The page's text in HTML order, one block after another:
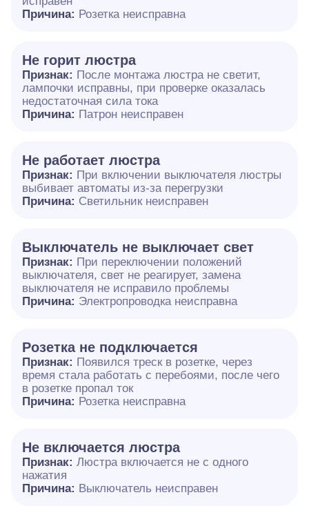
Причина: Розетка неисправна
Не горит люстра
Признак: После монтажа люстра не светит,
лампочки исправны, при проверке оказалась
недостаточная сила тока
Причина: Патрон неисправен
Не работает люстра
Признак: При включении выключателя люстры
выбивает автоматы из-за перегрузки
Причина: Светильник неисправен
Выключатель не выключает свет
Признак: При переключении положений
выключателя, свет не реагирует, замена
выключателя не исправило проблемы
Причина: Электропроводка неисправна
Розетка не подключается
Признак: Появился треск в розетке, через
время стала работать с перебоями, после чего
в розетке пропал ток
Причина: Розетка неисправна
Не включается люстра
Признак: Люстра включается не с одного
нажатия
Причина: Выключатель неисправен